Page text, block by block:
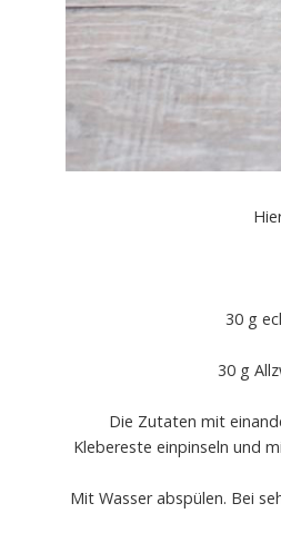
30 g
30 g
Die Zutaten mit
Klebereste einpinseln und
Mit Wasser abspülen. Bei